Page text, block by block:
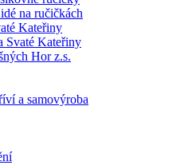
na ručičkách
Kateřiny
Svaté Kateřiny
Hor z.s.
a samovýroba